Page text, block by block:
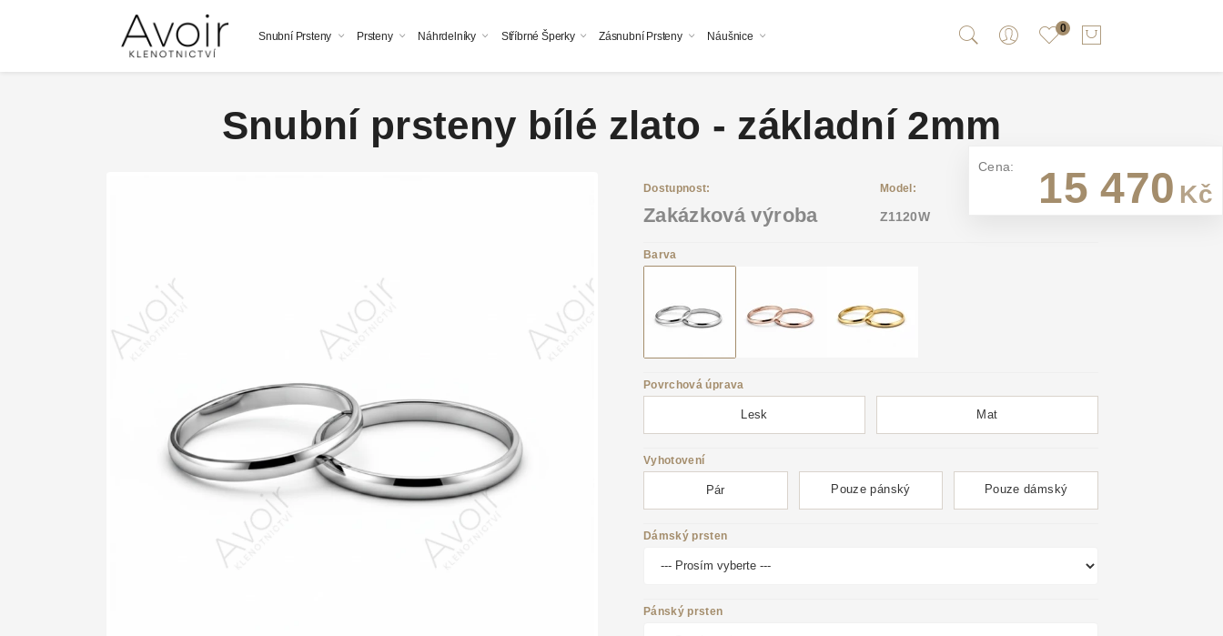
Snubní Prsteny Prsteny Náhrdelníky Stříbrné Šperky Zásnubní Prsteny Náušnice
0
Cena: 15 470 Kč
Snubní prsteny bílé zlato - základní 2mm
Dostupnost: Model:
Zakázková výroba Z1120W
Barva
Povrchová úprava
Lesk Mat
Vyhotovení
Pár Pouze pánský Pouze dámský
Dámský prsten
Pánský prsten